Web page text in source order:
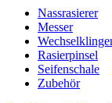
Nassrasierer
Messer
Rasierpinsel
Seifenschale
Zubehör